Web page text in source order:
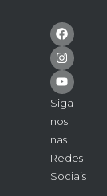
Siga-
nos
nas
Redes
Sociais